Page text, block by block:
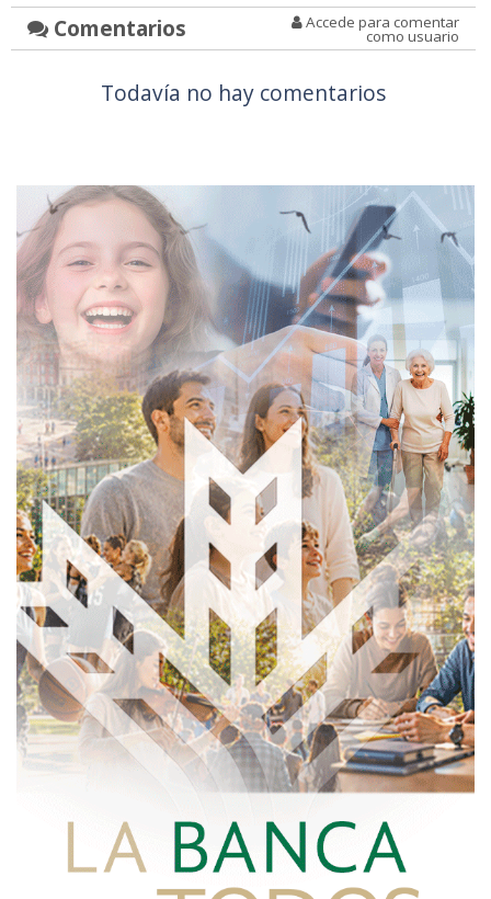
Comentarios Accede para comentar
como usuario
Todavía no hay comentarios